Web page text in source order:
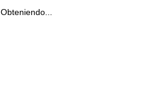
Obteniendo...